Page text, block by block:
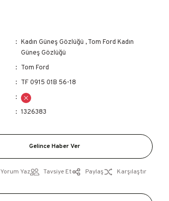
Kadın Güneş Gözlüğü ,Tom Ford Kadın
Güneş Gözlüğü
Tom Ford
TF 0915 01B 56-18
1326383
Gelince Haber Ver
Yorum Yaz Tavsiye Et Paylaş Karşılaştır